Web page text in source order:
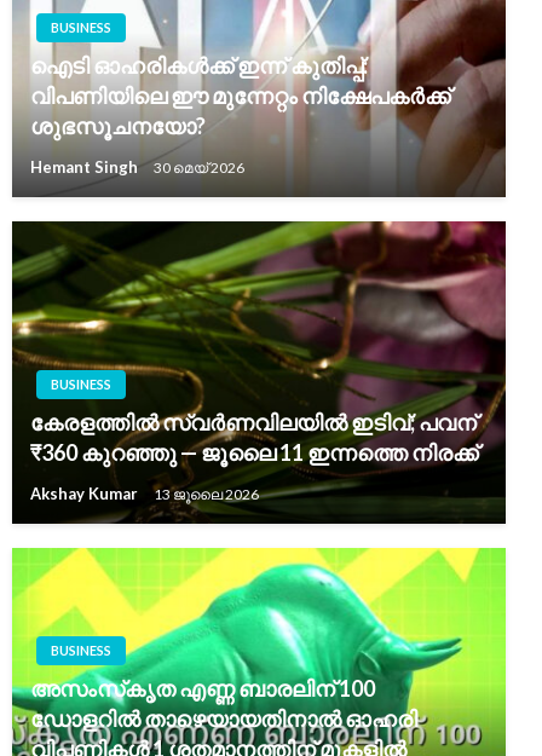
BUSINESS
ഐടി ഓഹരികൾക്ക് ഇന്ന് കുതിപ്പ്:
വിപണിയിലെ ഈ മുന്നേറ്റം നിക്ഷേപകർക്ക്
ശുഭസൂചനയോ?
Hemant Singh 30 മെയ്‌ 2026
BUSINESS
കേരളത്തിൽ സ്വർണവിലയിൽ ഇടിവ്; പവന്
₹360 കുറഞ്ഞു — ജൂലൈ 11 ഇന്നത്തെ നിരക്ക്
Akshay Kumar 13 ജൂലൈ 2026
BUSINESS
അസംസ്‌കൃത എണ്ണ ബാരലിന് 100
ഡോളറിൽ താഴെയായതിനാൽ ഓഹരി
വിപണികൾ 1 ശതമാനത്തിന് മുകളിൽ